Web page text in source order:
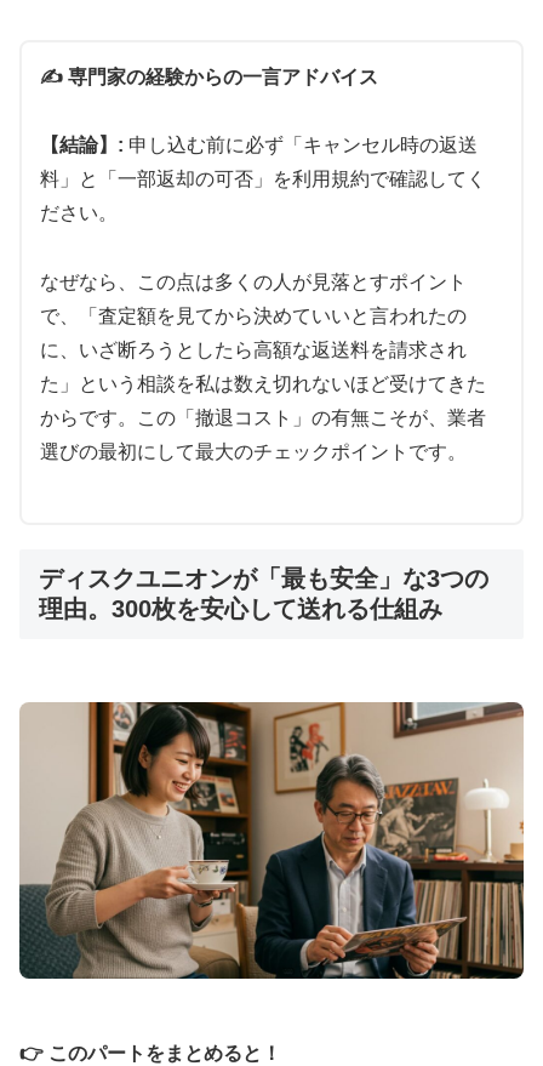
📦 宅配キット 最大10個 まで無料提供
どんなジャンル・状態のレコードでも査定対象。古
いレコードや汚れたレコードも丁寧に査定し、大量
買取にも対応いたします。
BeeRecordsで査定を開始
⚖️ JUSTY：石川県発の信頼コンサルティング
076-213-5334 で直接相談
🎵
邦楽ロック・オルタナ系を 専門強化中
店で断られた希少盤も適正評価。
JUSTYで詳細を確認
✍️ 専門家の経験からの一言アドバイス
【結論】: 申し込む前に必ず「キャンセル時の返送
料」と「一部返却の可否」を利用規約で確認してく
ださい。
なぜなら、この点は多くの人が見落とすポイント
で、「査定額を見てから決めていいと言われたの
に、いざ断ろうとしたら高額な返送料を請求され
た」という相談を私は数え切れないほど受けてきた
からです。この「撤退コスト」の有無こそが、業者
選びの最初にして最大のチェックポイントです。
ディスクユニオンが「最も安全」な3つの
理由。300枚を安心して送れる仕組み
👉 このパートをまとめると！